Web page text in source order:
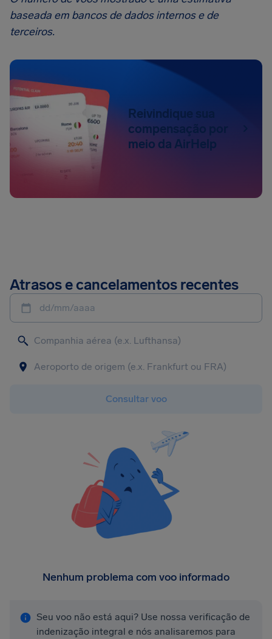
baseada em bancos de dados internos e de
terceiros.
Reivindique sua
compensação por
meio da AirHelp
Atrasos e cancelamentos recentes
dd/mm/aaaa
Consultar voo
Nenhum problema com voo informado
Seu voo não está aqui? Use nossa verificação de
indenização integral e nós analisaremos para